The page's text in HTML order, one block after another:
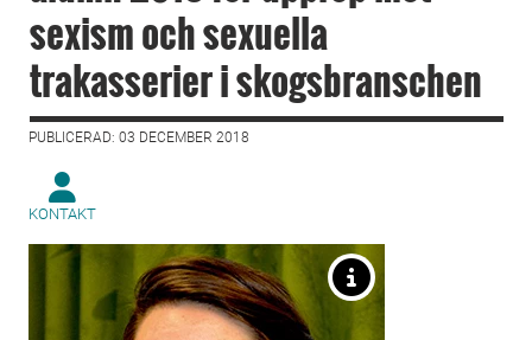
sexism och sexuella
trakasserier i skogsbranschen
PUBLICERAD: 03 DECEMBER 2018
KONTAKT